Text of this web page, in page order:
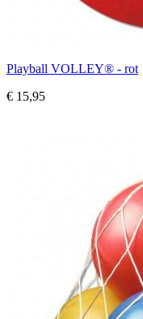
Playball VOLLEY® - rot
€ 15,95